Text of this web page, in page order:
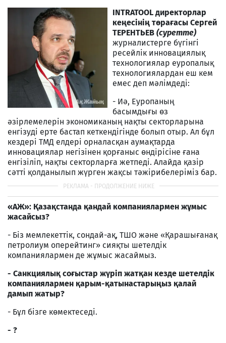
INTRATOOL директорлар
кеңесінің төрағасы Сергей
ТЕРЕНТЬЕВ (суретте)
журналистерге бүгінгі
ресейлік инновациялық
технологиялар еуропалық
технологиялардан еш кем
емес деп мәлімдеді:
- Иә, Еуропаның
басымдығы өз
әзірлемелерін экономиканың нақты секторларына
енгізуді ерте бастап кеткендігінде болып отыр. Ал бұл
кездері ТМД елдері орналасқан аумақтарда
инновациялар негізінен қорғаныс өндірісіне ғана
енгізіліп, нақты секторларға жетпеді. Алайда қазір
сәтті қолданылып жүрген жақсы тәжірибелеріміз бар.
«АЖ»: Қазақстанда қандай компаниялармен жұмыс
жасайсыз?
- Біз мемлекеттік, сондай-ақ, ТШО және «Қарашығанақ
петролиум оперейтинг» сияқты шетелдік
компаниялармен де жұмыс жасаймыз.
- Санкциялық соғыстар жүріп жатқан кезде шетелдік
компаниялармен қарым-қатынастарыңыз қалай
дамып жатыр?
- Бұл бізге көмектеседі.
- ?